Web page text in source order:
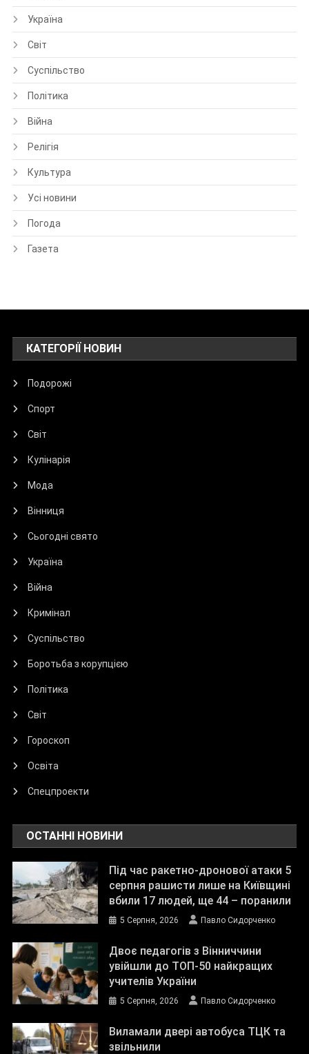
Україна
Світ
Суспільство
Політика
Війна
Релігія
Культура
Усі новини
Погода
Газета
КАТЕГОРІЇ НОВИН
Подорожі
Спорт
Світ
Кулінарія
Мода
Вінниця
Сьогодні свято
Україна
Війна
Кримінал
Суспільство
Боротьба з корупцією
Політика
Світ
Гороскоп
Освіта
Спецпроекти
ОСТАННІ НОВИНИ
Під час ракетно-дронової атаки 5
серпня рашисти лише на Київщині
вбили 17 людей, ще 44 – поранили
5 Серпня, 2026 Павло Сидорченко
Двоє педагогів з Вінниччини
увійшли до ТОП-50 найкращих
учителів України
5 Серпня, 2026 Павло Сидорченко
Виламали двері автобуса ТЦК та
звільнили